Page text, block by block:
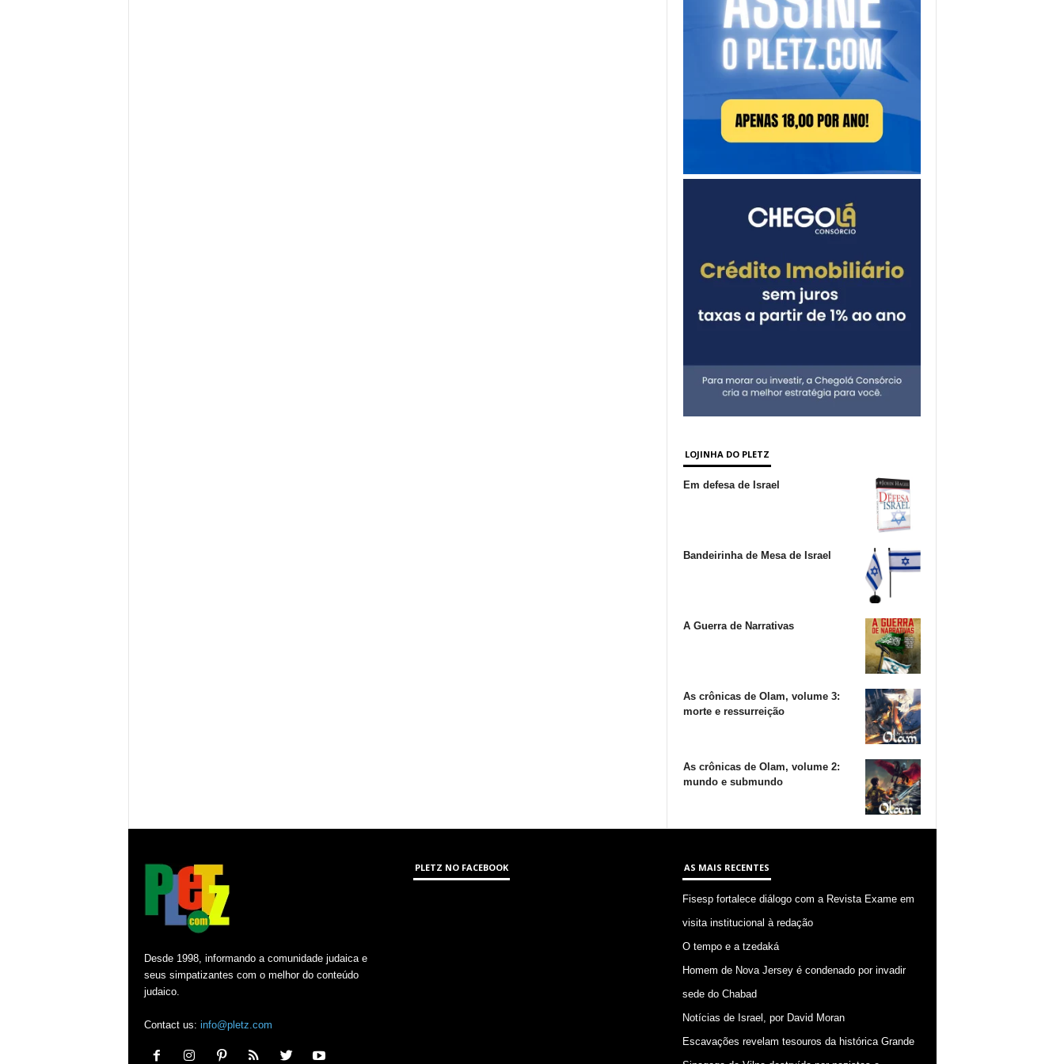
LOJINHA DO PLETZ
Em defesa de Israel
Bandeirinha de Mesa de Israel
A Guerra de Narrativas
As crônicas de Olam, volume 3:
morte e ressurreição
As crônicas de Olam, volume 2:
mundo e submundo
Desde 1998, informando a comunidade judaica e
seus simpatizantes com o melhor do conteúdo
judaico.
Contact us: info@pletz.com
PLETZ NO FACEBOOK AS MAIS RECENTES
Fisesp fortalece diálogo com a Revista Exame em
visita institucional à redação
O tempo e a tzedaká
Homem de Nova Jersey é condenado por invadir
sede do Chabad
Notícias de Israel, por David Moran
Escavações revelam tesouros da histórica Grande